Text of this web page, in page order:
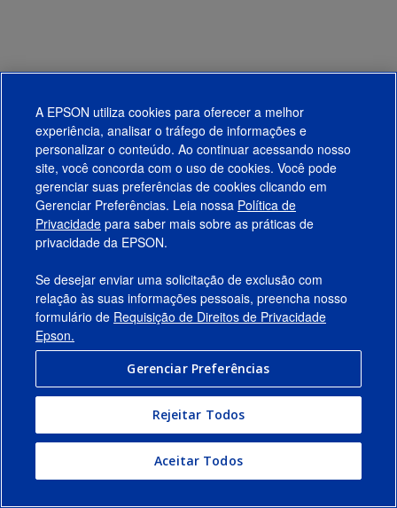
Produtos
Suporte
Links Sugeridos
Empresa
Conecte-se com a Epson
Termos de Uso
A EPSON utiliza cookies para oferecer a melhor
experiência, analisar o tráfego de informações e
personalizar o conteúdo. Ao continuar acessando nosso
site, você concorda com o uso de cookies. Você pode
gerenciar suas preferências de cookies clicando em
Gerenciar Preferências. Leia nossa Política de
Privacidade para saber mais sobre as práticas de
privacidade da EPSON.
Se desejar enviar uma solicitação de exclusão com
relação às suas informações pessoais, preencha nosso
formulário de Requisição de Direitos de Privacidade
Epson.
Gerenciar Preferências
Rejeitar Todos
Aceitar Todos